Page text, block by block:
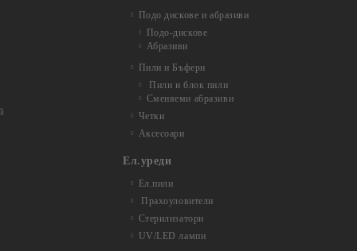
Подо дискове и абразиви
Подо-дискове
Абразиви
Пили и Бъфери
Пили и блок пили
Сменяеми абразиви
Четки
Аксесоари
Ел.уреди
Ел.пили
Прахоуловители
Стерилизатори
UV/LED лампи